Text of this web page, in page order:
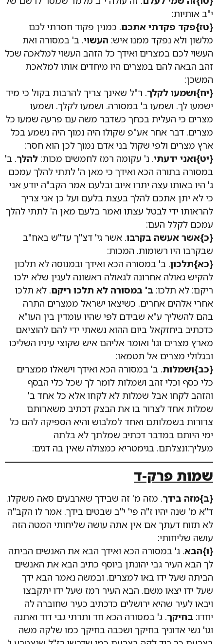
י"ב אותיות:
{טז}פקד פקדתי אתכם. כמנין פקוד חסרתי לכם
מלשון ולא נפקד ממנו איש: העשוי. ב' במסורה ואת
העשוי לכם במצרים ואידך כל הזהב העשוי למלאכה שכל
זהב הבאה להם במצרים היו מיחדים אותו למלאכת
המשכן:
{יח}ושמעו לקלך. ר"ל שאינך צריך להרבות בקול כי מיד
ישמעו לך. ושמעו ב' במסורה. ושמעו לקלך. ושמעו
מצרים כי העלית בכחך כשדבר משה עם פרעה שמעו כל
מצרים. דבר אחר אע"פ שקולו היה נמוך היה נשמע בכל
ארץ מצרים ולפי שקול בני אדם נמוך לכן הוא חסר:
{יט}ואני ידעתי. נ' עקומה רמז לחמשים מכות: להלך. ב'
במסורה בתורה הכא ואידך כי מאן ה' לתתי להלך עמכם
ג' היו באותו עצה יתרו איוב ובלעם אמר הקב"ה יודע אני
כי לא יתן אתכם להלך בעצת בלעם ועל כן אני צריך
להראותו ידי לבטל עצתו ואמר בלעם מאן ה' לתתי להלך
עמכם לקלל העם:
{כ}אשר אעשה בקרבו. אשר גי' דצ"ך עד"ש באח"ב
שבקרבו היו רשומות. המכות:
{כא}תלכון. ב' במסורה הכא ואידך ובמנוסה לא תלכון
להקיש גאולה אחרונה לגאולה ראשונה לענין שלא ילכו
ריקם: לא תלכו: ב' במסורה לא תלכו ריקם. לא תלכו
אחרי אלהים אחרים. כשיצאו ישראל ממצרים התרה
בהם להשליך ע"א שבידם לפי שהיו עומדין בין העו"א
כדכתיב ביחזקאל ביום ההוא נשאתי ידי להם להוציאם
מארץ מצרים וגו' ואומר אליהם איש שקוצי עיניו השליכו
ובגלולי מצרים אל תטמאו:
{כב}ושמלות. ב' במסורה הכא ואידך וישאלו ממצרים
כלי כסף וכלי זהב ושמלות לומר לך שכל כלי הבסף
והזהב לקחו אבל שמלות לא לקחו אלא כל אחד ב'
שמלות אחד לצרור בו את הבצק דכתיב משארותם
צרורות בשמלותם ואחד למלבוש והיא הספיקה להם כל
ימי היותם במדבר דכתיב שמלתך לא בלתה
מעליך:ונצלתם. בגימטריא כמצולה שאין בה דגים:
שמות פרק-ד
{ב}מזה בידך. מזה מ' זה שבידך שארבעים סאה משקלו.
ד"א מ' שנה יהיו ז"ה פי' י"ב שבטים בידך. אמר לו הקב"ה
לא תזוח דעתך אם אין אתה עושה שליחותי המטה הזה
עושה שליחותי:
{ו}הבא. ג' במסורה הכא ואידך הבא את האנשים הביתה
לך הבא העיר גבי יהונתן ביוסף כתיב הבא את האנשים
הביתה שעל ידו באו למצרים. ובמשה נאמר הבא ידך
שעל ידו יצאו משם. הבא העיר רמז שעל ידו יתקבצו
ויבאו לעיר שהיא ירושלים כדכתיב כעיר שחוברה לה
יחדו: בחיקך. ג' במסורה הכא חד ותרתי גבי דוד ואתנה
וגו' נשי אדוניך בחיקך ושכבה בחיקך כמו שלקה משה